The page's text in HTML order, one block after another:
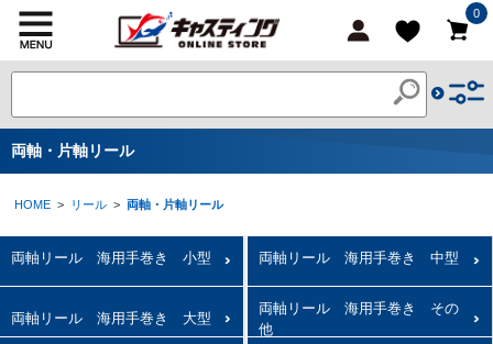
0
両軸・片軸リール
HOME > リール > 両軸・片軸リール
両軸リール 海用手巻き 小型 両軸リール 海用手巻き 中型
両軸リール 海用手巻き 大型
両軸リール 海用手巻き その
他